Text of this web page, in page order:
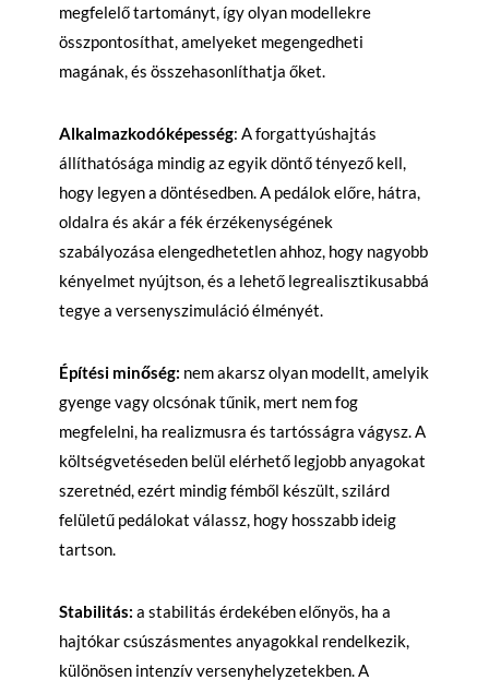
megfelelő tartományt, így olyan modellekre
összpontosíthat, amelyeket megengedheti
magának, és összehasonlíthatja őket.
Alkalmazkodóképesség: A forgattyúshajtás
állíthatósága mindig az egyik döntő tényező kell,
hogy legyen a döntésedben. A pedálok előre, hátra,
oldalra és akár a fék érzékenységének
szabályozása elengedhetetlen ahhoz, hogy nagyobb
kényelmet nyújtson, és a lehető legrealisztikusabbá
tegye a versenyszimuláció élményét.
Építési minőség: nem akarsz olyan modellt, amelyik
gyenge vagy olcsónak tűnik, mert nem fog
megfelelni, ha realizmusra és tartósságra vágysz. A
költségvetéseden belül elérhető legjobb anyagokat
szeretnéd, ezért mindig fémből készült, szilárd
felületű pedálokat válassz, hogy hosszabb ideig
tartson.
Stabilitás: a stabilitás érdekében előnyös, ha a
hajtókar csúszásmentes anyagokkal rendelkezik,
különösen intenzív versenyhelyzetekben. A